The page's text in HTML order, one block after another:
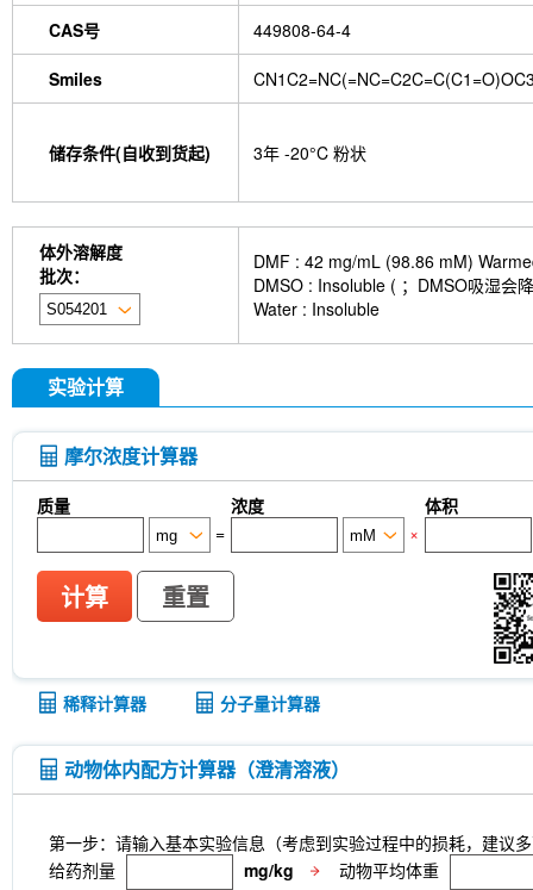
CAS号 449808-64-4
Smiles
储存条件(自收到货起) 3年 -20°C 粉状
体外溶解度
批次：
DMF : 42 mg/mL (98.86 mM)
DMSO : Insoluble ( ；DMSO吸湿会
Water : Insoluble
实验计算
摩尔浓度计算器
质量 浓度
体积
=
×
计算 重置
稀释计算器 分子量计算器
动物体内配方计算器（澄清溶液）
第一步：请输入基本实验信息（考虑到实验过程中的损耗，建议
给药剂量
mg/kg 动物平均体重